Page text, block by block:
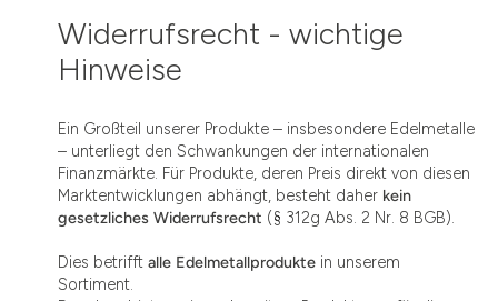
Widerrufsrecht - wichtige
Hinweise
Ein Großteil unserer Produkte – insbesondere Edelmetalle
– unterliegt den Schwankungen der internationalen
Finanzmärkte. Für Produkte, deren Preis direkt von diesen
Marktentwicklungen abhängt, besteht daher kein
gesetzliches Widerrufsrecht (§ 312g Abs. 2 Nr. 8 BGB).
Dies betrifft alle Edelmetallprodukte in unserem
Sortiment.